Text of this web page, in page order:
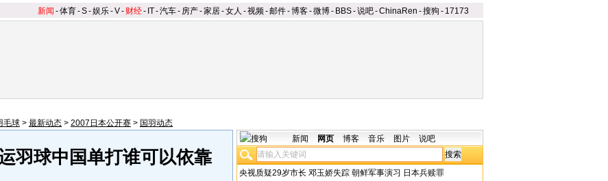
新闻 -体育-S-娱乐-V- 财经- IT-汽车- 房产-家居-女人 -视频-邮件-博客-微博- BBS-说吧-ChinaRen -搜狗 - 17173
毛球 > 最新动态 > 2007日本公开赛 > 国羽动态
羽球中国单打谁可以依靠
新闻 网页 博客 音乐 图片 说吧
央视质疑29岁市长 邓玉娇失踪 朝鲜军事演习 日本兵赎罪